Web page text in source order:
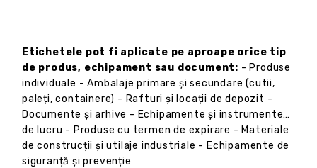
Etichetele pot fi aplicate pe aproape orice tip
de produs, echipament sau document: - Produse
individuale - Ambalaje primare și secundare (cutii,
paleți, containere) - Rafturi și locații de depozit -
Documente și arhive - Echipamente și instrumente
de lucru - Produse cu termen de expirare - Materiale
de construcții și utilaje industriale - Echipamente de
siguranță și prevenție